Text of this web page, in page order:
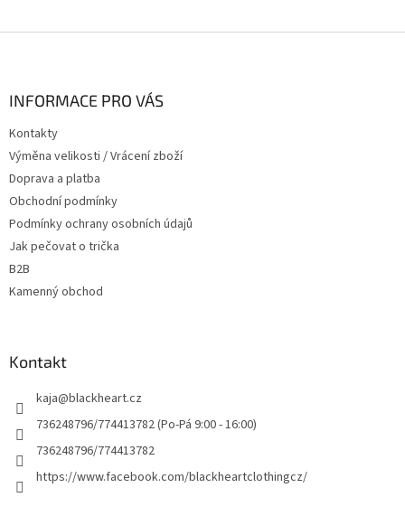
INFORMACE PRO VÁS
Kontakty
Výměna velikosti / Vrácení zboží
Doprava a platba
Obchodní podmínky
Podmínky ochrany osobních údajů
Jak pečovat o trička
B2B
Kamenný obchod
Kontakt
kaja@blackheart.cz
736248796/774413782 (Po-Pá 9:00 - 16:00)
736248796/774413782
https://www.facebook.com/blackheartclothingcz/